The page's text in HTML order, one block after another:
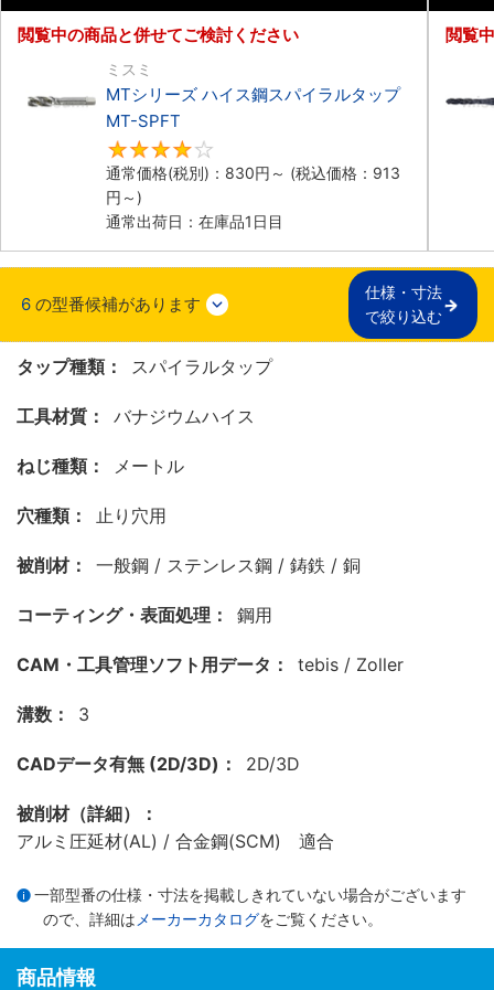
閲覧中の商品と併せてご検討ください
ミスミ
MTシリーズ ハイス鋼スパイラルタップ
MT-SPFT
通常価格(税別)： 830円 ～ (税込価格： 913
円 ～)
通常出荷日：在庫品1日目
閲覧
6 の型番候補があります
仕様・寸法
で絞り込む
タップ種類： スパイラルタップ
工具材質： バナジウムハイス
ねじ種類： メートル
穴種類： 止り穴用
被削材： 一般鋼 / ステンレス鋼 / 鋳鉄 / 銅
コーティング・表面処理： 鋼用
CAM・工具管理ソフト用データ： tebis / Zoller
溝数： 3
CADデータ有無 (2D/3D)： 2D/3D
被削材（詳細）：
アルミ圧延材(AL) / 合金鋼(SCM) 適合
一部型番の仕様・寸法を掲載しきれていない場合がございます
ので、詳細は メーカーカタログをご覧ください。
商品情報